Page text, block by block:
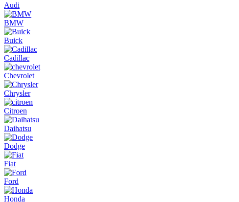
Audi
BMW
Buick
Cadillac
Chevrolet
Chrysler
Citroen
Daihatsu
Dodge
Fiat
Ford
Honda